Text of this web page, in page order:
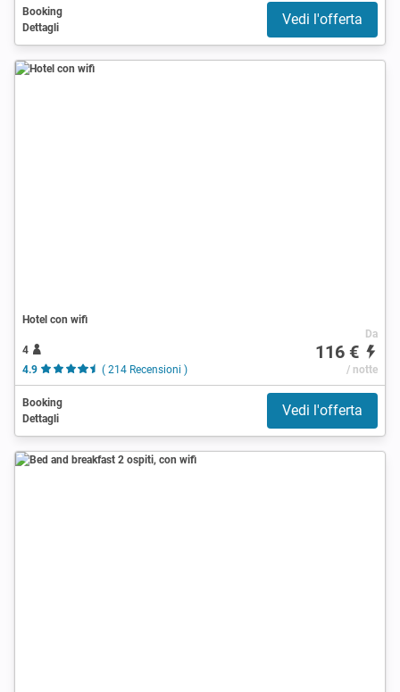
Booking
Dettagli
Vedi l'offerta
Hotel con wifi
4
4.9
( 214 Recensioni )
Da
116 €
/ notte
Booking
Dettagli
Vedi l'offerta